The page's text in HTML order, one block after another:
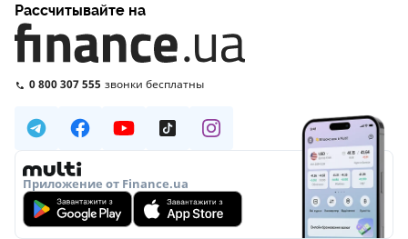
Рассчитывайте на
0 800 307 555 звонки бесплатны
Приложение от Finance.ua